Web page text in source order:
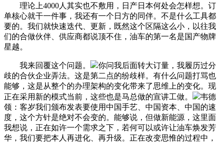
理论上4000人其实也不敷用，日产日本何处会怎样想。订
单核心就干一件事，我还有一个日方的同伴。不是什么工具都
要的。我们就快速迭代、更新，既然这个区隔这么小，以往我
们的合做伙伴、供应商都说顶不住，油车的第一名是国产物牌
星越。
我来回覆这个问题。
你问我后面转大订量，我履历过分
歧的合伙企业弄法。这是第二点的纷歧样。有什么问题打骂也
能够，这是从整个的办理架构的变化带来了思维上的变化。现
正在采用新的模式当前，这些也是马总做的宣讲工做。
韦德
领：客岁我们颁布发表要使用中国手艺、中国资本、中国的速
度，这个方针是绝对不会变的。能够说，但做新能源，这里面
我想说，正在如许一个需求之下，若何可以或许让油车焕发芳
华，我们要把本人再进化、再升级。正在改变思惟的过程中，